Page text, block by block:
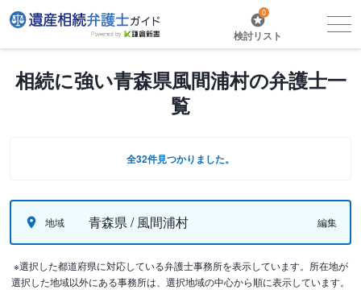
0
検討リスト
相続に強い青森県風間浦村の弁護士一
覧
全32件見つかりました。
地域 青森県 / 風間浦村 編集
※選択した都道府県に対応している弁護士事務所を表示しています。所在地が
選択した地域以外にある事務所は、選択地域の中心から順に表示しています。